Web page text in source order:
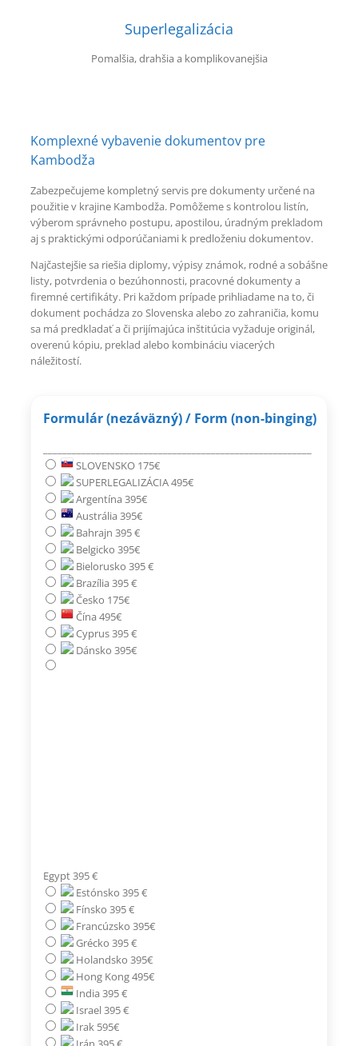
Superlegalizácia
Pomalšia, drahšia a komplikovanejšia
Komplexné vybavenie dokumentov pre
Kambodža
Zabezpečujeme kompletný servis pre dokumenty určené na
použitie v krajine Kambodža. Pomôžeme s kontrolou listín,
výberom správneho postupu, apostilou, úradným prekladom
aj s praktickými odporúčaniami k predloženiu dokumentov.
Najčastejšie sa riešia diplomy, výpisy známok, rodné a sobášne
listy, potvrdenia o bezúhonnosti, pracovné dokumenty a
firemné certifikáty. Pri každom prípade prihliadame na to, či
dokument pochádza zo Slovenska alebo zo zahraničia, komu
sa má predkladať a či prijímajúca inštitúcia vyžaduje originál,
overenú kópiu, preklad alebo kombináciu viacerých
náležitostí.
Formulár (nezáväzný) / Form (non-binging)
SLOVENSKO 175€
SUPERLEGALIZÁCIA 495€
Argentína 395€
Austrália 395€
Bahrajn 395 €
Belgicko 395€
Bielorusko 395 €
Brazília 395 €
Česko 175€
Čína 495€
Cyprus 395 €
Dánsko 395€
Egypt 395 €
Estónsko 395 €
Fínsko 395 €
Francúzsko 395€
Grécko 395 €
Holandsko 395€
Hong Kong 495€
India 395 €
Israel 395 €
Irak 595€